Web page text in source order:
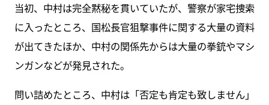
当初、中村は完全黙秘を貫いていたが、警察が家宅捜索
に入ったところ、国松長官狙撃事件に関する大量の資料
が出てきたほか、中村の関係先からは大量の拳銃やマシ
ンガンなどが発見された。
問い詰めたところ、中村は「否定も肯定も致しません」